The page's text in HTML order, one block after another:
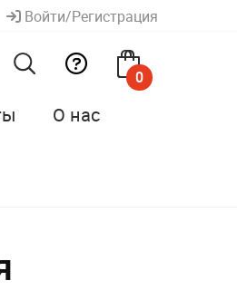
Войти/Регистрация
0
О нас